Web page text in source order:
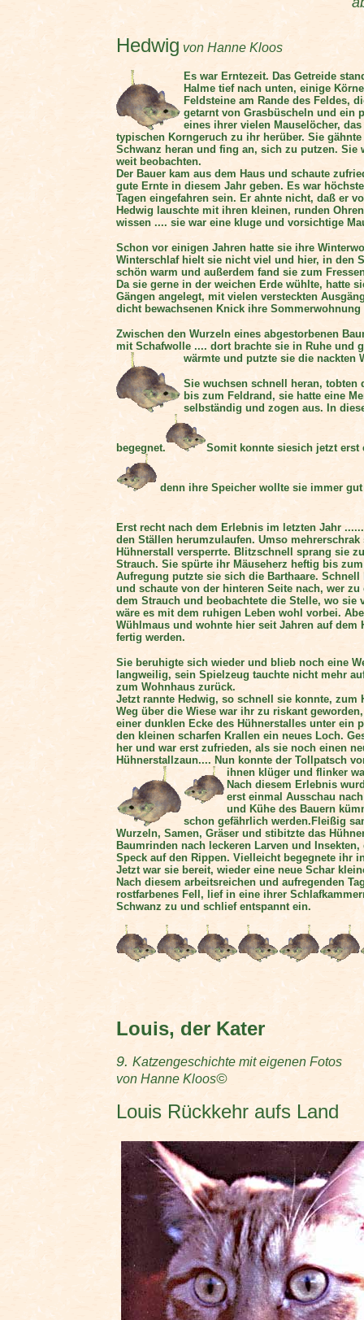
Hedwig von Hanne Kloos
Es war Erntezeit. Das Getreide
Halme tief nach unten, einige
Feldsteine am Rande des Feldes,
getarnt von Grasbüscheln und ein
eines ihrer vielen Mauselöcher,
typischen Korngeruch zu ihr herüber. Sie
Schwanz heran und fing an, sich zu putzen.
weit beobachten.
Der Bauer kam aus dem Haus und schaute
gute Ernte in diesem Jahr geben. Es war
Tagen eingefahren sein. Er ahnte nicht, daß er
Hedwig lauschte mit ihren kleinen, runden
wissen .... sie war eine kluge und vorsichtige
Schon vor einigen Jahren hatte sie ihre
Winterschlaf hielt sie nicht viel und hier, in den
schön warm und außerdem fand sie zum
Da sie gerne in der weichen Erde wühlte, hatte
Gängen angelegt, mit vielen versteckten
dicht bewachsenen Knick ihre
Zwischen den Wurzeln eines abgestorbenen
mit Schafwolle .... dort brachte sie in Ruhe und
wärmte und putzte sie die nackten
Sie wuchsen schnell heran,
bis zum Feldrand, sie hatte eine
selbständig und zogen aus. In
begegnet. Somit konnte siesich jetzt erst
denn ihre Speicher wollte sie immer
Erst recht nach dem Erlebnis im letzten Jahr
den Ställen herumzulaufen. Umso
Hühnerstall versperrte. Blitzschnell sprang sie
Strauch. Sie spürte ihr Mäuseherz heftig bis
Aufregung putzte sie sich die Barthaare.
und schaute von der hinteren Seite nach, wer
dem Strauch und beobachtete die Stelle, wo
wäre es mit dem ruhigen Leben wohl vorbei.
Wühlmaus und wohnte hier seit Jahren auf
fertig werden.
Sie beruhigte sich wieder und blieb noch eine
langweilig, sein Spielzeug tauchte nicht mehr
zum Wohnhaus zurück.
Jetzt rannte Hedwig, so schnell sie konnte,
Weg über die Wiese war ihr zu riskant
einer dunklen Ecke des Hühnerstalles unter ein
den kleinen scharfen Krallen ein neues Loch.
her und war erst zufrieden, als sie noch einen
Hühnerstallzaun.... Nun konnte der Tollpatsch
ihnen klüger und flinker
Nach diesem Erlebnis
erst einmal Ausschau
und Kühe des Bauern
schon gefährlich werden.Fleißig
Wurzeln, Samen, Gräser und stibitzte das
Baumrinden nach leckeren Larven und
Speck auf den Rippen. Vielleicht begegnete ihr
Jetzt war sie bereit, wieder eine neue Schar
Nach diesem arbeitsreichen und aufregenden
rostfarbenes Fell, lief in eine ihrer
Schwanz zu und schlief entspannt ein.
Louis, der Kater
9. Katzengeschichte mit eigenen Fotos
von Hanne Kloos©
Louis Rückkehr aufs Land